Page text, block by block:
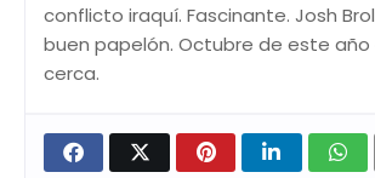
conflicto iraquí. Fascinante. Josh
buen papelón. Octubre de este
cerca.